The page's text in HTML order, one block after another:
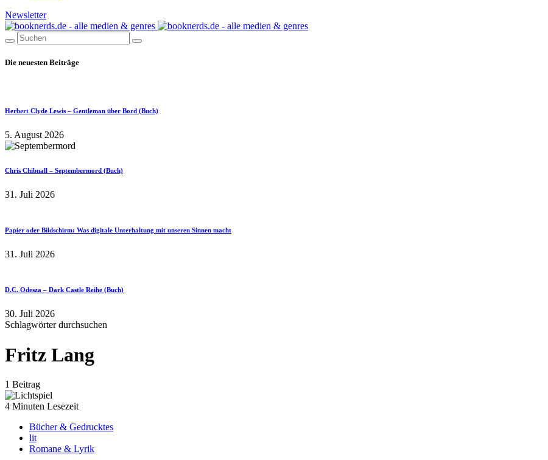
Newsletter
Die neuesten Beiträge
Herbert Clyde Lewis – Gentleman über Bord (Buch)
5. August 2026
Chris Chibnall – Septembermord (Buch)
31. Juli 2026
Papier oder Bildschirm: Was digitale Unterhaltung mit unseren Sinnen macht
31. Juli 2026
D.C. Odesza – Dark Castle Reihe (Buch)
30. Juli 2026
Schlagwörter durchsuchen
Fritz Lang
1 Beitrag
4 Minuten Lesezeit
Bücher & Gedrucktes
lit
Romane & Lyrik